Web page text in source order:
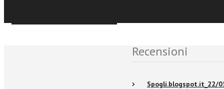
Recensioni
Spogli.blogspot.it_22/